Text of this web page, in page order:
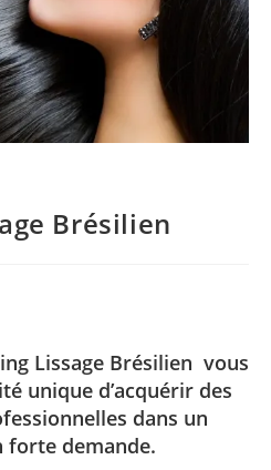
Brésilien
Lissage Brésilien vous
unique d’acquérir des
dans un
forte demande.